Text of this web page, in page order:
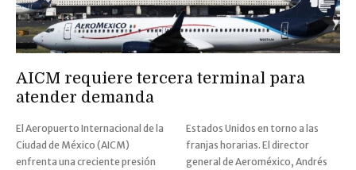
AICM requiere tercera terminal para
atender demanda
El Aeropuerto Internacional de la
Ciudad de México (AICM)
enfrenta una creciente presión
Estados Unidos en torno a las
franjas horarias. El director
general de Aeroméxico, Andrés